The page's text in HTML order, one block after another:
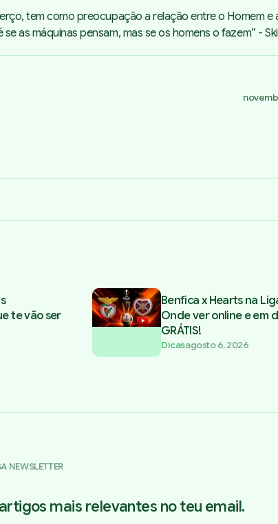
tem como preocupação a relação entre o Homem e
as máquinas pensam, mas se os homens o fazem” -
te vão ser
Benfica x Hearts na
Onde ver online e em
GRÁTIS!
Dicasagosto 6, 2026
NEWSLETTER
mais relevantes no teu email.